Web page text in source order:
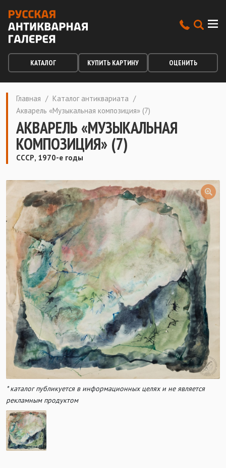
КАТАЛОГ КУПИТЬ КАРТИНУ ОЦЕНИТЬ
Главная / Каталог антиквариата /
Акварель «Музыкальная композиция» (7)
АКВАРЕЛЬ «МУЗЫКАЛЬНАЯ
КОМПОЗИЦИЯ» (7)
СССР, 1970-е годы
* каталог публикуется в информационных целях и не является
рекламным продуктом